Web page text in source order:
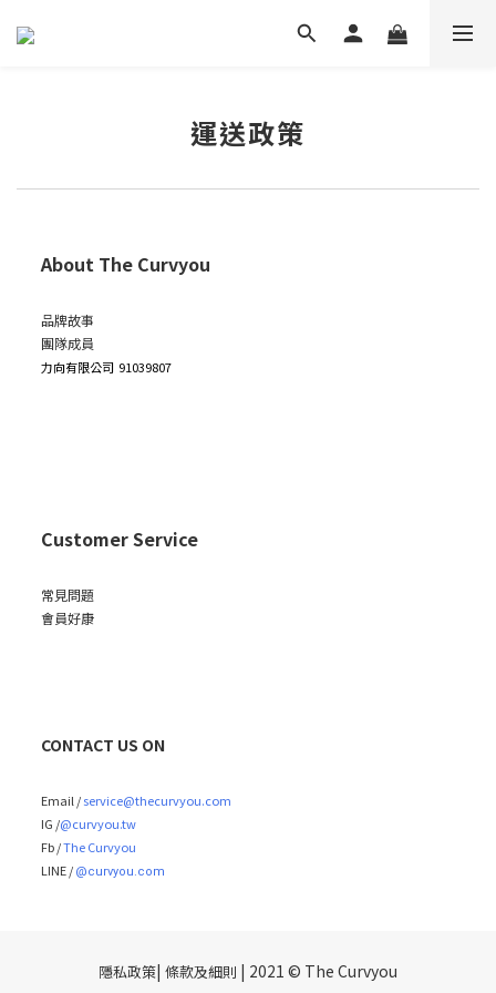
運送政策
About The Curvyou
品牌故事
團隊成員
力向有限公司 91039807
Customer Service
常見問題
會員好康
CONTACT US ON
Email /service@thecurvyou.com
IG /@curvyou.tw
Fb /The Curvyou
LINE / @curvyou.com
隱私政策| 條款及細則 | 2021 © The Curvyou